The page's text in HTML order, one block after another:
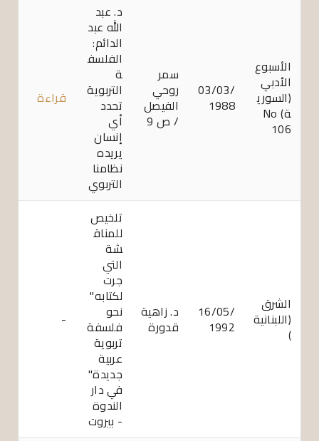
الأسبوع
الأدبي
(السوري
ة) No
106
03/03/
1988
سمر
روحي
الفيصل
/ ص 9
د. عبد
الله عبد
الدائم:
الفلسف
ة
التربوية
تحدد
أي
إنسان
يريده
نظامنا
التربوي
قراءة
الشرق
(اللبنانية
)
16/05/
1992
د. زاهية
قدورة
تلخيص
للمناق
شة
التي
جرت
لكتابه"
نحو
فلسفة
تربوية
عربية
جديدة"
في دار
الندوة
- بيروت
-